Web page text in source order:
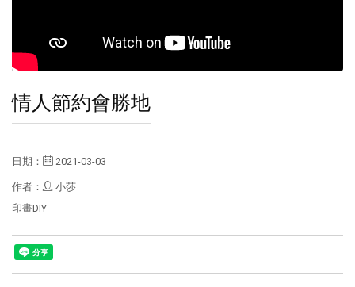
情人節約會勝地
日期： 2021-03-03
作者：
小莎
印畫DIY